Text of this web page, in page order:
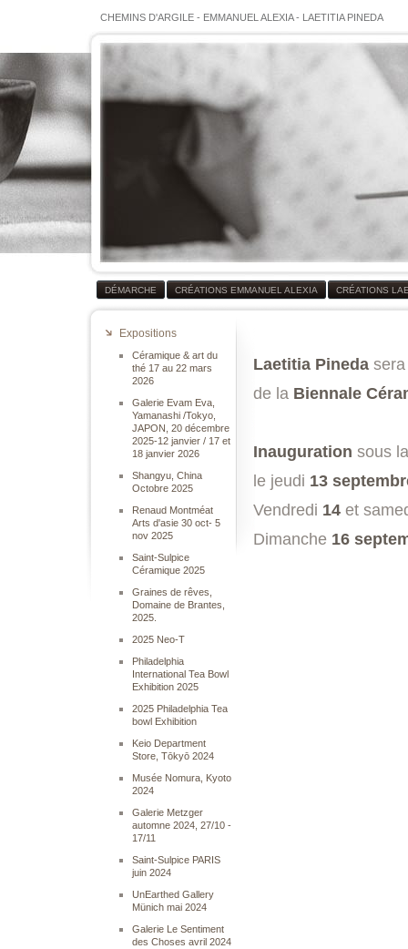
CHEMINS D'ARGILE - EMMANUEL ALEXIA- LAETITIA PINEDA
DÉMARCHE CRÉATIONS EMMANUEL ALEXIA CRÉATIONS
Expositions
Céramique & art du
thé 17 au 22 mars
2026
Galerie Evam Eva,
Yamanashi /Tokyo,
JAPON, 20 décembre
2025-12 janvier / 17 et
18 janvier 2026
Shangyu, China
Octobre 2025
Renaud Montméat
Arts d'asie 30 oct- 5
nov 2025
Saint-Sulpice
Céramique 2025
Graines de rêves,
Domaine de Brantes,
2025.
2025 Neo-T
Philadelphia
International Tea Bowl
Exhibition 2025
2025 Philadelphia Tea
bowl Exhibition
Keio Department
Store, Tōkyō 2024
Musée Nomura, Kyoto
2024
Galerie Metzger
automne 2024, 27/10 -
17/11
Saint-Sulpice PARIS
juin 2024
UnEarthed Gallery
Münich mai 2024
Galerie Le Sentiment
des Choses avril 2024
Laetitia Pinedasera
de la Biennale
Inauguration sous
le jeudi 13
Vendredi 14et
Dimanche 16